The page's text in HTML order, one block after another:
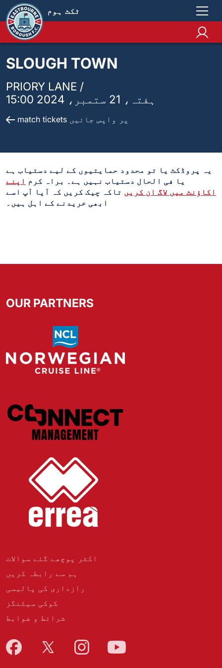
ٹکٹ ہوم
SLOUGH TOWN
PRIORY LANE /
ہفتہ، 21 ستمبر، 2024 15:00
match tickets پر واپس جائیں
یہ پروڈکٹ یا تو محدود حمایتیوں کے لیے دستیاب ہے
یا فی الحال دستیاب نہیں ہے۔ براہ کرم اپنے
اکاؤنٹ میں لاگ ان کریں تاکہ چیک کریں کہ آیا آپ اسے
ابھی خریدنے کے اہل ہیں۔
اکثر پوچھے گئے سوالات
ہم سے رابطہ کریں
رازداری کی پالیسی
کوکی سیٹنگز
شرائط و ضوابط
OUR PARTNERS